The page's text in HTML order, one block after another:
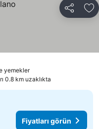
Paylaş
yemekler
0.8 km uzaklıkta
Fiyatları görün